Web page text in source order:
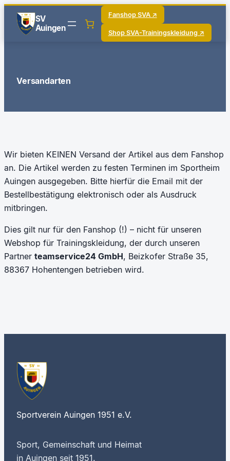
SV
Auingen
Fanshop SVA ↗
Shop SVA-Trainingskleidung ↗
Versandarten
Wir bieten KEINEN Versand der Artikel aus dem Fanshop
an. Die Artikel werden zu festen Terminen im Sportheim
Auingen ausgegeben. Bitte hierfür die Email mit der
Bestellbestätigung elektronisch oder als Ausdruck
mitbringen.
Dies gilt nur für den Fanshop (!) – nicht für unseren
Webshop für Trainingskleidung, der durch unseren
Partner teamservice24 GmbH, Beizkofer Straße 35,
88367 Hohentengen betrieben wird.
Sportverein Auingen 1951 e.V.
Sport, Gemeinschaft und Heimat
in Auingen seit 1951.